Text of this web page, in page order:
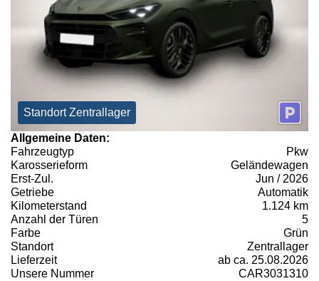
Standort Zentrallager
Allgemeine Daten:
Fahrzeugtyp
Pkw
Karosserieform
Geländewagen
Erst-Zul.
Jun / 2026
Getriebe
Automatik
Kilometerstand
1.124 km
Anzahl der Türen
5
Farbe
Grün
Standort
Zentrallager
Lieferzeit
ab ca. 25.08.2026
Unsere Nummer
CAR3031310